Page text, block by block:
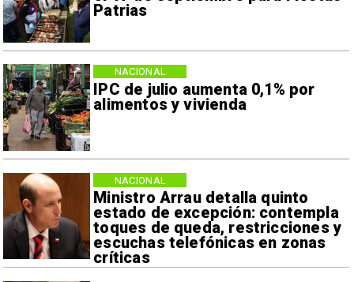
Patrias
IPC de julio aumenta 0,1% por
alimentos y vivienda
NACIONAL
Ministro Arrau detalla quinto
estado de excepción: contempla
toques de queda, restricciones y
escuchas telefónicas en zonas
críticas
NACIONAL